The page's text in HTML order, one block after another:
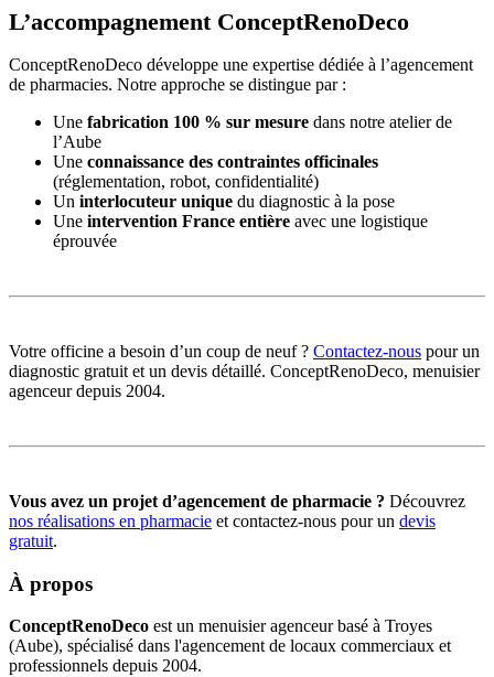
L’accompagnement ConceptRenoDeco
ConceptRenoDeco développe une expertise dédiée à l’agencement
de pharmacies. Notre approche se distingue par :
Une fabrication 100 % sur mesure dans notre atelier de
l’Aube
Une connaissance des contraintes officinales
(réglementation, robot, confidentialité)
Un interlocuteur unique du diagnostic à la pose
Une intervention France entière avec une logistique
éprouvée
Votre officine a besoin d’un coup de neuf ? Contactez-nous pour un
diagnostic gratuit et un devis détaillé. ConceptRenoDeco, menuisier
agenceur depuis 2004.
Vous avez un projet d’agencement de pharmacie ? Découvrez
nos réalisations en pharmacie et contactez-nous pour un devis
gratuit.
À propos
ConceptRenoDeco est un menuisier agenceur basé à Troyes
(Aube), spécialisé dans l'agencement de locaux commerciaux et
professionnels depuis 2004.